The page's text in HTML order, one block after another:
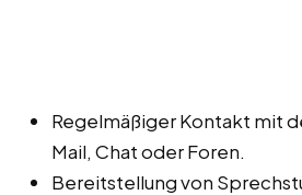
Regelmäßiger Kontakt mit
Mail, Chat oder Foren.
Bereitstellung von